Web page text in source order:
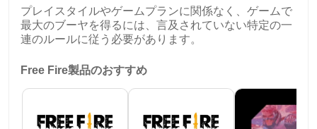
プレイスタイルやゲームプランに関係なく、ゲームで
最大のブーヤを得るには、言及されていない特定の一
連のルールに従う必要があります。
Free Fire製品のおすすめ